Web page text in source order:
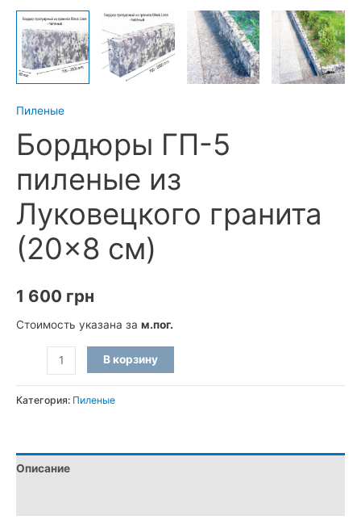
Пиленые
Бордюры ГП-5
пиленые из
Луковецкого гранита
(20×8 см)
1 600 грн
Стоимость указана за м.пог.
Количество
товара
Бордюры
из
Луковецкого
(20x8
В корзину
Категория: Пиленые
Описание